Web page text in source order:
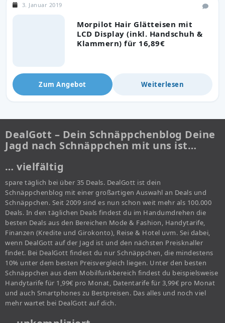
Morpilot Hair Glätteisen mit
LCD Display (inkl. Handschuh &
Klammern) für 16,89€
3. Januar 2019
Zum Angebot Weiterlesen
DealGott – Dein Schnäppchenblog Deine
Jagd nach Schnäppchen mit uns ist…
… vielfältig
spare täglich bei über 35 Deals. DealGott ist dein
Schnäppchenblog mit einer großartigen Auswahl an Deals und
Schnäppchen. Seit 2009 sind es nun schon weit mehr als 100.000
Deals. In den täglichen Deals findest du im Handumdrehen die
besten Deals aus den Bereichen Mode & Fashion, Handytarife,
Finanzen (Kredite und Girokonto), Reise & Hotel uvm. Sei dabei,
wenn DealGott auf der Jagd ist und den nächsten Preisknaller
findet. Bei DealGott findest du nur Schnäppchen, die mindestens
10% unter dem besten Preisvergleich liegen. Unter den besten
Schnäppchen aus dem Mobilfunkbereich findest du beispielsweise
Handytarife für 1,99€ pro Monat, Datentarife für 3,99€ pro Monat
und auch Smartphones zu Bestpreisen. Das alles und noch viel
mehr wartet bei DealGott auf dich.